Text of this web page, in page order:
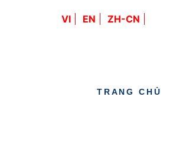
VI EN ZH-CN
TRANG CHỦ